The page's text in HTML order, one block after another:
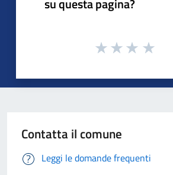
Contatta il comune
Leggi le domande frequenti